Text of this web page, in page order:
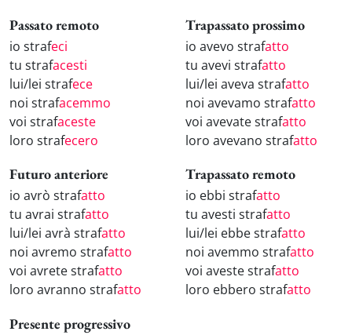
Passato remoto
io strafeci
tu strafacesti
lui/lei strafece
noi strafacemmo
voi strafaceste
loro strafecero
Trapassato prossimo
io avevo strafatto
tu avevi strafatto
lui/lei aveva strafatto
noi avevamo strafatto
voi avevate strafatto
loro avevano strafatto
Futuro anteriore
io avrò strafatto
tu avrai strafatto
lui/lei avrà strafatto
noi avremo strafatto
voi avrete strafatto
loro avranno strafatto
Trapassato remoto
io ebbi strafatto
tu avesti strafatto
lui/lei ebbe strafatto
noi avemmo strafatto
voi aveste strafatto
loro ebbero strafatto
Presente progressivo